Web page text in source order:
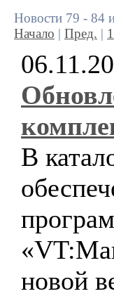
Новости 79 - 84
Начало | Пред. |
В
новой